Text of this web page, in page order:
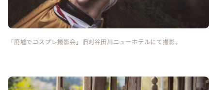
「廃墟でコスプレ撮影会」旧刈谷田川ニューホテルにて撮影。